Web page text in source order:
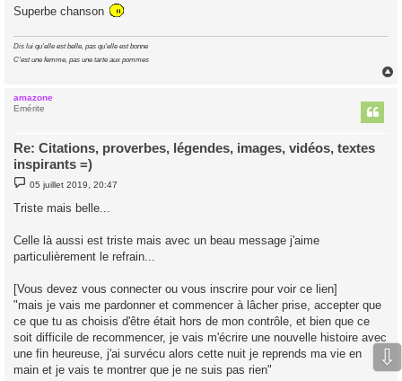
Superbe chanson
Dis lui qu'elle est belle, pas qu'elle est bonne
C'est une femme, pas une tarte aux pommes
amazone
Emérite
Re: Citations, proverbes, légendes, images, vidéos, textes
inspirants =)
M
e
s
g
e
05 juillet 2019, 20:47
Triste mais belle...
Celle là aussi est triste mais avec un beau message j'aime
particulièrement le refrain...
[Vous devez vous connecter ou vous inscrire pour voir ce lien]
"mais je vais me pardonner et commencer à lâcher prise, accepter que
ce que tu as choisis d'être était hors de mon contrôle, et bien que ce
soit difficile de recommencer, je vais m'écrire une nouvelle histoire avec
une fin heureuse, j'ai survécu alors cette nuit je reprends ma vie en
main et je vais te montrer que je ne suis pas rien"
⇩